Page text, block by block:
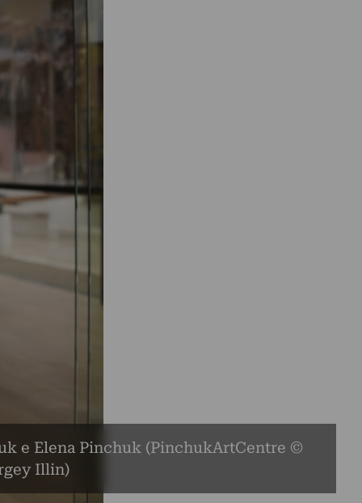
e Elena Pinchuk (PinchukArtCentre ©
Illin)